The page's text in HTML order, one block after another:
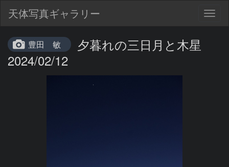
天体写真ギャラリー
豊田 敏
夕暮れの三日月と木星
2024/02/12